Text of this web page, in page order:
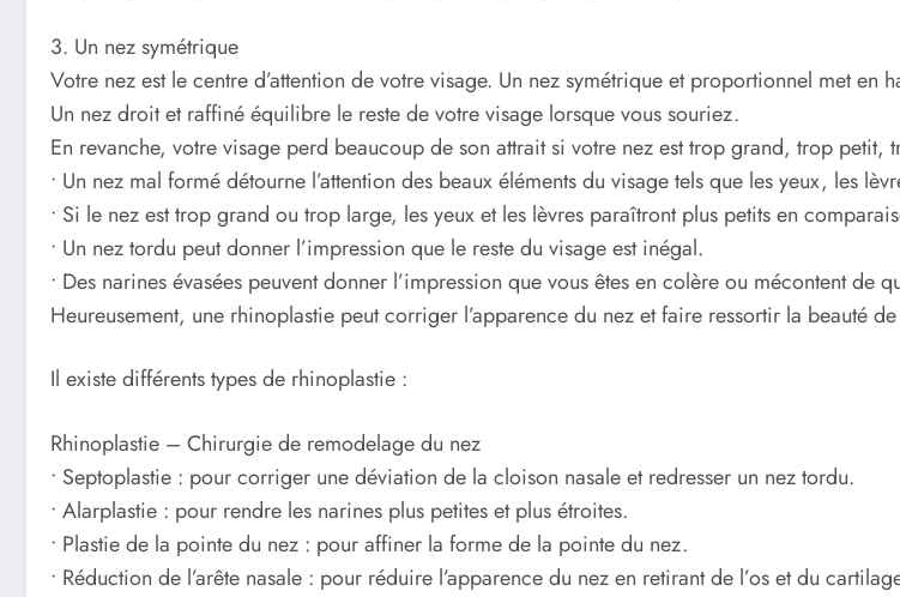
3. Un nez symétrique
Votre nez est le centre d’attention de votre visage. Un nez symétrique et proportionnel met en
Un nez droit et raffiné équilibre le reste de votre visage lorsque vous souriez.
En revanche, votre visage perd beaucoup de son attrait si votre nez est trop grand, trop petit,
• Un nez mal formé détourne l’attention des beaux éléments du visage tels que les yeux, les
• Si le nez est trop grand ou trop large, les yeux et les lèvres paraîtront plus petits en
• Un nez tordu peut donner l’impression que le reste du visage est inégal.
• Des narines évasées peuvent donner l’impression que vous êtes en colère ou mécontent de
Heureusement, une rhinoplastie peut corriger l’apparence du nez et faire ressortir la beauté
Il existe différents types de rhinoplastie :
Rhinoplastie – Chirurgie de remodelage du nez
• Septoplastie : pour corriger une déviation de la cloison nasale et redresser un nez tordu.
• Alarplastie : pour rendre les narines plus petites et plus étroites.
• Plastie de la pointe du nez : pour affiner la forme de la pointe du nez.
• Réduction de l’arête nasale : pour réduire l’apparence du nez en retirant de l’os et du